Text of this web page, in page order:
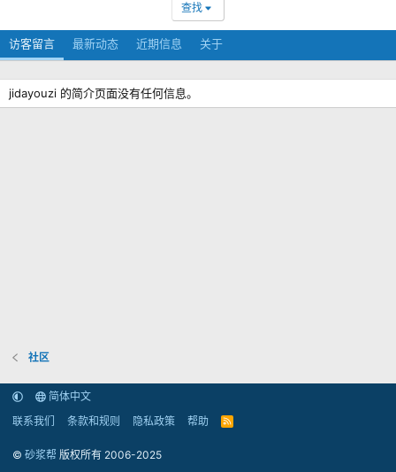
查找
访客留言 最新动态 近期信息 关于
jidayouzi 的简介页面没有任何信息。
社区
简体中文
联系我们
条款和规则 隐私政策 帮助
R
© 砂浆帮 版权所有 2006-2025